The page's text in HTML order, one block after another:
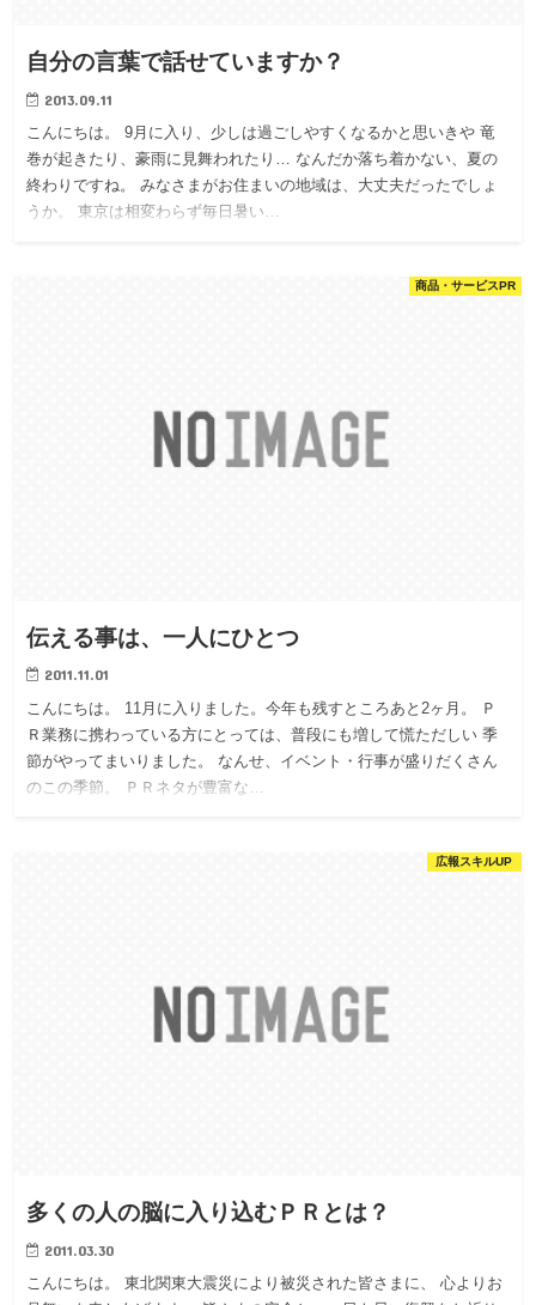
自分の言葉で話せていますか？
2013.09.11
こんにちは。 9月に入り、少しは過ごしやすくなるかと思いきや 竜
巻が起きたり、豪雨に見舞われたり… なんだか落ち着かない、夏の
終わりですね。 みなさまがお住まいの地域は、大丈夫だったでしょ
うか。 東京は相変わらず毎日暑い…
商品・サービスPR
伝える事は、一人にひとつ
2011.11.01
こんにちは。 11月に入りました。今年も残すところあと2ヶ月。 Ｐ
Ｒ業務に携わっている方にとっては、普段にも増して慌ただしい 季
節がやってまいりました。 なんせ、イベント・行事が盛りだくさん
のこの季節。 ＰＲネタが豊富な…
広報スキルUP
多くの人の脳に入り込むＰＲとは？
2011.03.30
こんにちは。 東北関東大震災により被災された皆さまに、 心よりお